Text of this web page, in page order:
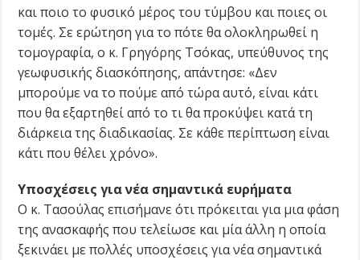
και ποιο το φυσικό μέρος του τύμβου και ποιες οι
τομές. Σε ερώτηση για το πότε θα ολοκληρωθεί η
τομογραφία, ο κ. Γρηγόρης Τσόκας, υπεύθυνος της
γεωφυσικής διασκόπησης, απάντησε: «Δεν
μπορούμε να το πούμε από τώρα αυτό, είναι κάτι
που θα εξαρτηθεί από το τι θα προκύψει κατά τη
διάρκεια της διαδικασίας. Σε κάθε περίπτωση είναι
κάτι που θέλει χρόνο».
Υποσχέσεις για νέα σημαντικά ευρήματα
Ο κ. Τασούλας επισήμανε ότι πρόκειται για μια φάση
της ανασκαφής που τελείωσε και μία άλλη η οποία
ξεκινάει με πολλές υποσχέσεις για νέα σημαντικά